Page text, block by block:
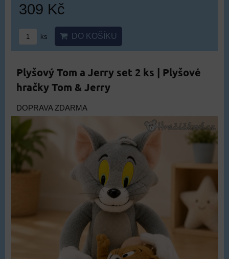
309 Kč
ks DO KOŠÍKU
Plyšový Tom a Jerry set 2 ks | Plyšové
hračky Tom & Jerry
DOPRAVA ZDARMA